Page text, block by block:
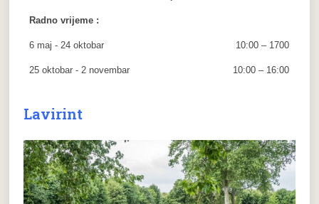
Radno vrijeme :
6 maj - 24 oktobar 10:00 – 1700
25 oktobar - 2 novembar 10:00 – 16:00
Lavirint